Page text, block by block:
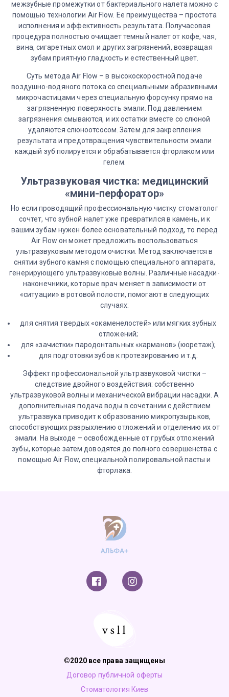
межзубные промежутки от бактериального налета можно с
помощью технологии Air Flow. Ее преимущества – простота
исполнения и эффективность результата. Получасовая
процедура полностью очищает темный налет от кофе, чая,
вина, сигаретных смол и других загрязнений, возвращая
зубам приятную гладкость и естественный цвет.
Суть метода Air Flow – в высокоскоростной подаче
воздушно-водяного потока со специальными абразивными
микрочастицами через специальную форсунку прямо на
загрязненную поверхность эмали. Под давлением
загрязнения смываются, и их остатки вместе со слюной
удаляются слюноотсосом. Затем для закрепления
результата и предотвращения чувствительности эмали
каждый зуб полируется и обрабатывается фторлаком или
гелем.
Ультразвуковая чистка: медицинский
«мини-перфоратор»
Но если проводящий профессиональную чистку стоматолог
сочтет, что зубной налет уже превратился в камень, и к
вашим зубам нужен более основательный подход, то перед
Air Flow он может предложить воспользоваться
ультразвуковым методом очистки. Метод заключается в
снятии зубного камня с помощью специального аппарата,
генерирующего ультразвуковые волны. Различные насадки-
наконечники, которые врач меняет в зависимости от
«ситуации» в ротовой полости, помогают в следующих
случаях:
для снятия твердых «окаменелостей» или мягких зубных
отложений;
для «зачистки» пародонтальных «карманов» (кюретаж);
для подготовки зубов к протезированию и т.д.
Эффект профессиональной ультразвуковой чистки –
следствие двойного воздействия: собственно
ультразвуковой волны и механической вибрации насадки. А
дополнительная подача воды в сочетании с действием
ультразвука приводит к образованию микропузырьков,
способствующих разрыхлению отложений и отделению их от
эмали. На выходе – освобожденные от грубых отложений
зубы, которые затем доводятся до полного совершенства с
помощью Air Flow, специальной полировальной пасты и
фторлака.
©2020 все права защищены
Договор публичной оферты
Стоматология Киев